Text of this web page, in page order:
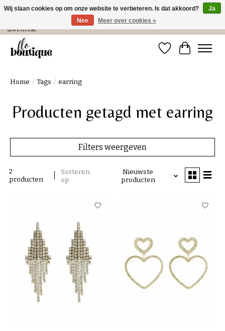
Verzending in NL € 4,99 en gratis bij een bestelling > € 100 of afhalen in de winkel
(Do t/m Za).
Verlanglijst
Home / Tags / earring
Producten getagd met earring
Filters weergeven
2
producten
Sorteren
op
Nieuwste
producten
Wij slaan cookies op om onze website te verbeteren. Is dat akkoord?
Ja
Nee
Meer over cookies »